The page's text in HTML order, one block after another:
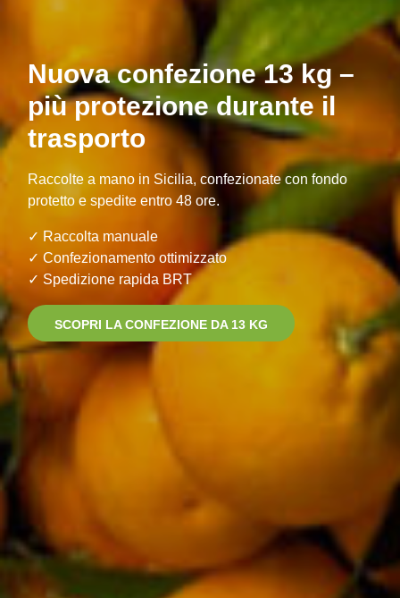
Nuova confezione 13 kg –
più protezione durante il
trasporto
Raccolte a mano in Sicilia, confezionate con fondo
protetto e spedite entro 48 ore.
✓ Raccolta manuale
✓ Confezionamento ottimizzato
✓ Spedizione rapida BRT
SCOPRI LA CONFEZIONE DA 13 KG